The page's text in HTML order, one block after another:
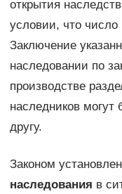
открытия
условии, что число
Заключение
наследовании по
производстве
наследников
другу.
Законом
наследования в